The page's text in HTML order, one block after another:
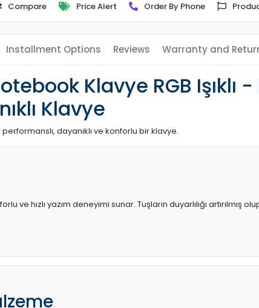
Compare Price Alert Order By Phone
Installment Options Reviews Warranty and
Klavye RGB Işıklı
Klavye
dayanıklı ve konforlu bir klavye.
hızlı yazım deneyimi sunar. Tuşların duyarlılığı artırılmış